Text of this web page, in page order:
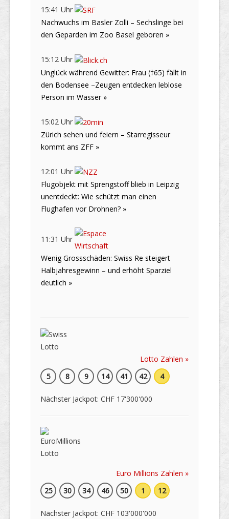
15:41 Uhr
Nachwuchs im Basler Zolli – Sechslinge bei
den Geparden im Zoo Basel geboren »
15:12 Uhr
Unglück während Gewitter: Frau (†65) fällt in
den Bodensee –Zeugen entdecken leblose
Person im Wasser »
15:02 Uhr
Zürich sehen und feiern – Starregisseur
kommt ans ZFF »
12:01 Uhr
Flugobjekt mit Sprengstoff blieb in Leipzig
unentdeckt: Wie schützt man einen
Flughafen vor Drohnen? »
11:31 Uhr
Wenig Grossschäden: Swiss Re steigert
Halbjahresgewinn – und erhöht Sparziel
deutlich »
Lotto Zahlen »
5
8 9 14 41 42 4
Nächster Jackpot: CHF 17'300'000
Euro Millions Zahlen »
25
30 34 46 50 1 12
Nächster Jackpot: CHF 103'000'000